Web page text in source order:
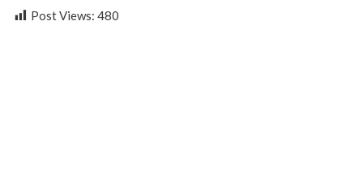
Post Views: 480